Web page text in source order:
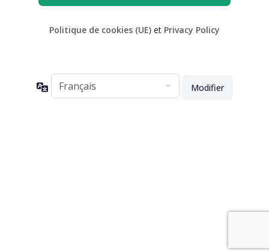
Politique de cookies (UE) et Privacy Policy
Langue